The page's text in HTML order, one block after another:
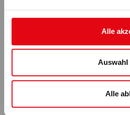
Alle
Auswahl
Alle
sind. Das digitale Zeitalter
Notwendigkeit von körperlicher
neuen Schulkonzept G8 mit
Jugendalter zu wenig Zeit bleibt,
bewegen. Hier besteht eine große